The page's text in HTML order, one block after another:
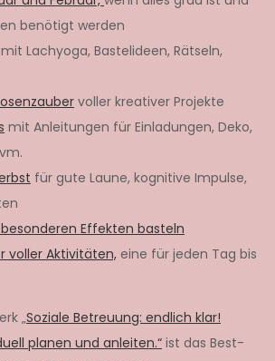
benötigt werden
mit Lachyoga, Bastelideen, Rätseln,
voller kreativer Projekte
mit Anleitungen für Einladungen, Deko,
für gute Laune, kognitive Impulse,
Effekten basteln
voller Aktivitäten, eine für jeden Tag bis
„Soziale Betreuung: endlich klar!
planen und anleiten.“ ist das Best-